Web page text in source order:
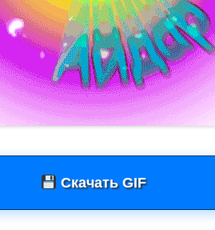
Скачать GIF